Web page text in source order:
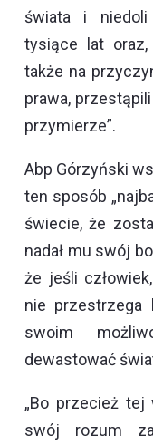
świata i
tysiące lat
także na
prawa,
przymierze”.
Abp Górzyński
ten sposób
świecie, że
nadał mu swój
że jeśli
nie przestrzega
swoim
dewastować
„Bo przecież
swój rozum